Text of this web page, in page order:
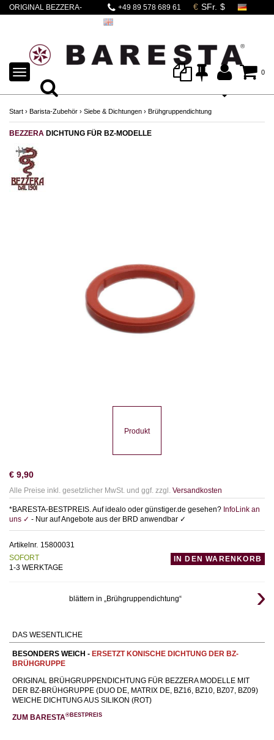
ORIGINAL BEZZERA-
+49 89 578 689 61
0
TOGGLE
NAVIGATION
Start › Barista-Zubehör › Siebe & Dichtungen › Brühgruppendichtung
BEZZERA DICHTUNG FÜR BZ-MODELLE
Produkt
€ 9,90
Alle Preise inkl. gesetzlicher MwSt. und ggf. zzgl. Versandkosten
*BARESTA-BESTPREIS. Auf idealo oder günstiger.de gesehen? InfoLink an
uns ✓ - Nur auf Angebote aus der BRD anwendbar ✓
Artikelnr. 15800031
SOFORT
1-3 WERKTAGE
IN DEN WARENKORB
blättern in „Brühgruppendichtung“
DAS WESENTLICHE
BESONDERS WEICH - ERSETZT KONISCHE DICHTUNG DER BZ-
BRÜHGRUPPE
ORIGINAL BRÜHGRUPPENDICHTUNG FÜR BEZZERA MODELLE MIT
DER BZ-BRÜHGRUPPE (DUO DE, MATRIX DE, BZ16, BZ10, BZ07, BZ09)
WEICHE DICHTUNG AUS SILIKON (ROT)
ZUM BARESTA®BESTPREIS